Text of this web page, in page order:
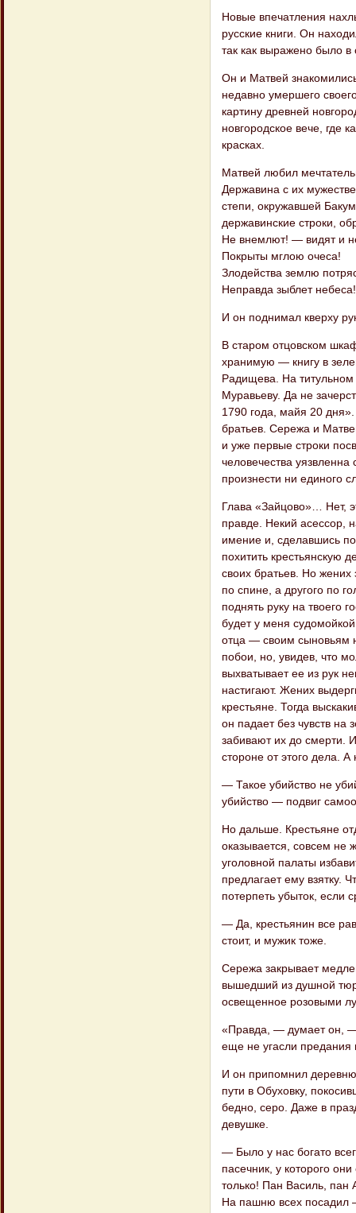
Новые впечатления
русские книги. Он
так как выражено было в
Он и Матвей
недавно умершего
картину древней
новгородское вече, где
красках.
Матвей любил
Державина с их
степи, окружавшей
державинские строки,
Не внемлют! — видят и
Покрыты мглою очеса!
Злодейства землю
Неправда зыблет небеса!
И он поднимал кверху
В старом отцовском
хранимую — книгу в
Радищева. На титульном
Муравьеву. Да не
1790 года, майя 20
братьев. Сережа и
и уже первые строки
человечества
произнести ни единого
Глава «Зайцово»… Нет,
правде. Некий асессор,
имение и, сделавшись
похитить крестьянскую
своих братьев. Но жених
по спине, а другого по
поднять руку на твоего
будет у меня
отца — своим сыновьям
побои, но, увидев, что
выхватывает ее из рук
настигают. Жених
крестьяне. Тогда
он падает без чувств на
забивают их до смерти.
стороне от этого дела.
— Такое убийство не
убийство — подвиг
Но дальше. Крестьяне
оказывается, совсем не
уголовной палаты
предлагает ему взятку.
потерпеть убыток, если
— Да, крестьянин все
стоит, и мужик тоже.
Сережа закрывает
вышедший из душной
освещенное розовыми
«Правда, — думает он, —
еще не угасли предания
И он припомнил
пути в Обуховку,
бедно, серо. Даже в
девушке.
— Было у нас богато
пасечник, у которого
только! Пан Василь,
На пашню всех посадил